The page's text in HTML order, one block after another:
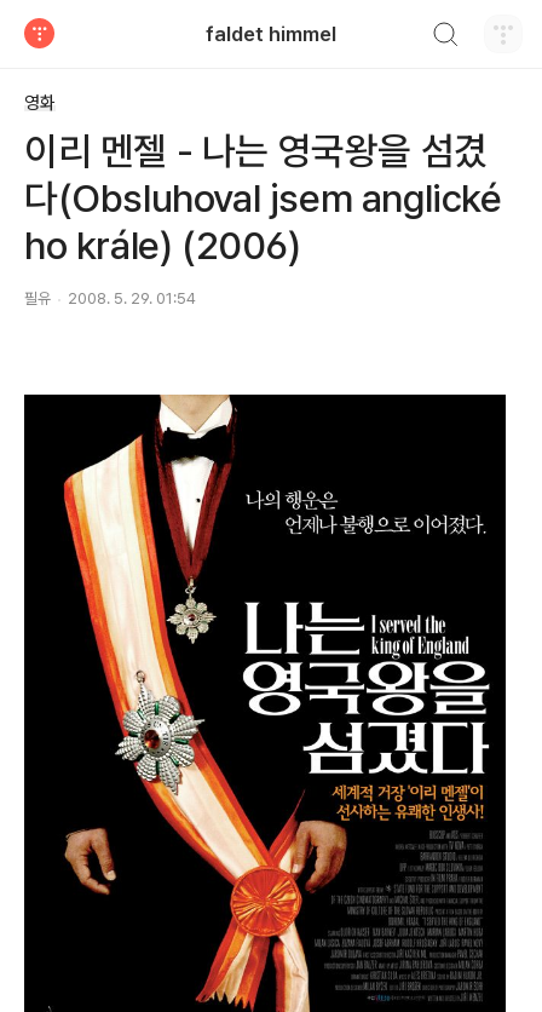
faldet himmel
영화
이리 멘젤 - 나는 영국왕을 섬겼
다(Obsluhoval jsem anglické
ho krále) (2006)
필유 2008. 5. 29. 01:54